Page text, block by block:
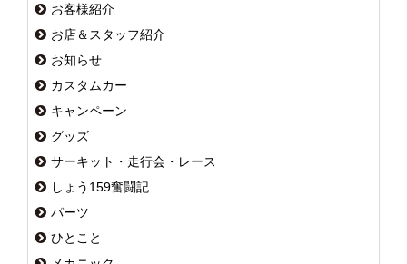
お客様紹介
お店＆スタッフ紹介
お知らせ
カスタムカー
キャンペーン
グッズ
サーキット・走行会・レース
しょう159奮闘記
パーツ
ひとこと